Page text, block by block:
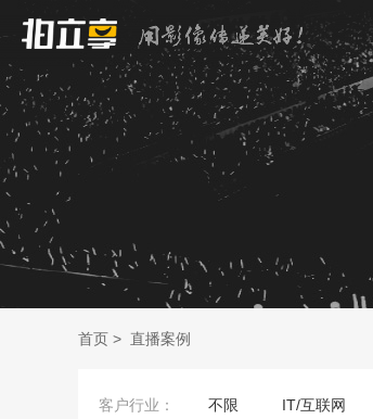
首页 > 直播案例
客户行业： 不限 IT/互联网